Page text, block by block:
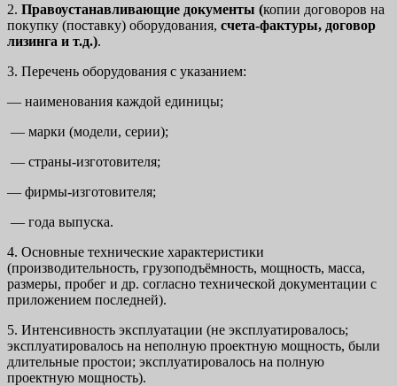
2. Правоустанавливающие документы (копии договоров на
покупку (поставку) оборудования, счета-фактуры, договор
лизинга и т.д.).
3. Перечень оборудования с указанием:
— наименования каждой единицы;
— марки (модели, серии);
— страны-изготовителя;
— фирмы-изготовителя;
— года выпуска.
4. Основные технические характеристики
(производительность, грузоподъёмность, мощность, масса,
размеры, пробег и др. согласно технической документации с
приложением последней).
5. Интенсивность эксплуатации (не эксплуатировалось;
эксплуатировалось на неполную проектную мощность, были
длительные простои; эксплуатировалось на полную
проектную мощность).